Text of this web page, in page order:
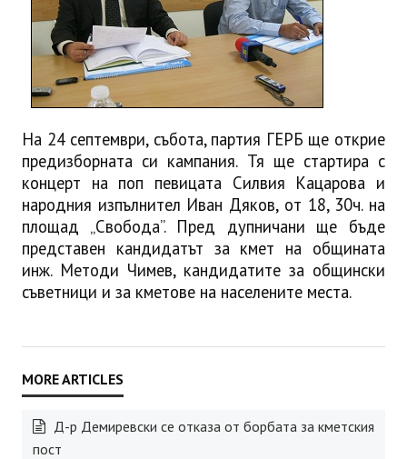
На 24 септември, събота, партия ГЕРБ ще открие
предизборната си кампания. Тя ще стартира с
концерт на поп певицата Силвия Кацарова и
народния изпълнител Иван Дяков, от 18, 30ч. на
площад „Свобода”. Пред дупничани ще бъде
представен кандидатът за кмет на общината
инж. Методи Чимев, кандидатите за общински
съветници и за кметове на населените места.
Д-р Демиревски се отказа от борбата за кметския
пост